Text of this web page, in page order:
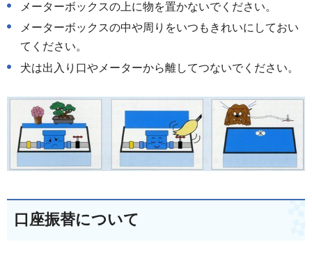
メーターボックスの上に物を置かないでください。
メーターボックスの中や周りをいつもきれいにしておい
てください。
犬は出入り口やメーターから離してつないでください。
口座振替について